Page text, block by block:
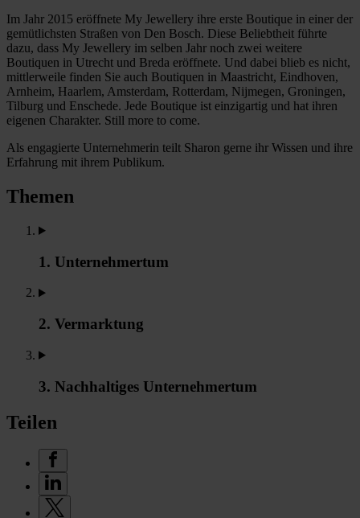
Im Jahr 2015 eröffnete My Jewellery ihre erste Boutique in einer der
gemütlichsten Straßen von Den Bosch. Diese Beliebtheit führte
dazu, dass My Jewellery im selben Jahr noch zwei weitere
Boutiquen in Utrecht und Breda eröffnete. Und dabei blieb es nicht,
mittlerweile finden Sie auch Boutiquen in Maastricht, Eindhoven,
Arnheim, Haarlem, Amsterdam, Rotterdam, Nijmegen, Groningen,
Tilburg und Enschede. Jede Boutique ist einzigartig und hat ihren
eigenen Charakter. Still more to come.
Als engagierte Unternehmerin teilt Sharon gerne ihr Wissen und ihre
Erfahrung mit ihrem Publikum.
Themen
1. Unternehmertum
2. Vermarktung
3. Nachhaltiges Unternehmertum
Teilen